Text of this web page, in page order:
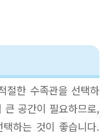
절한 수족관을 선택하
큰 공간이 필요하므로,
하는 것이 좋습니다.